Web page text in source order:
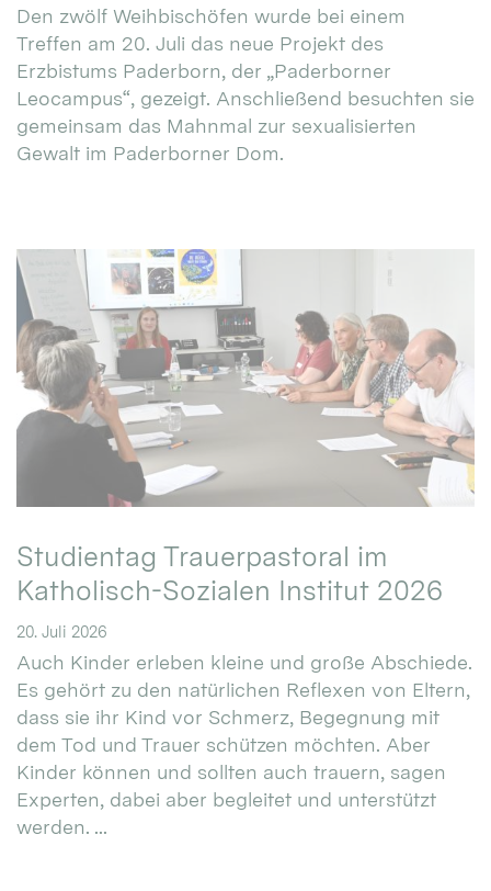
Den zwölf Weihbischöfen wurde bei einem
Treffen am 20. Juli das neue Projekt des
Erzbistums Paderborn, der „Paderborner
Leocampus“, gezeigt. Anschließend besuchten sie
gemeinsam das Mahnmal zur sexualisierten
Gewalt im Paderborner Dom.
Studientag Trauerpastoral im
Katholisch-Sozialen Institut 2026
20. Juli 2026
Auch Kinder erleben kleine und große Abschiede.
Es gehört zu den natürlichen Reflexen von Eltern,
dass sie ihr Kind vor Schmerz, Begegnung mit
dem Tod und Trauer schützen möchten. Aber
Kinder können und sollten auch trauern, sagen
Experten, dabei aber begleitet und unterstützt
werden. ...